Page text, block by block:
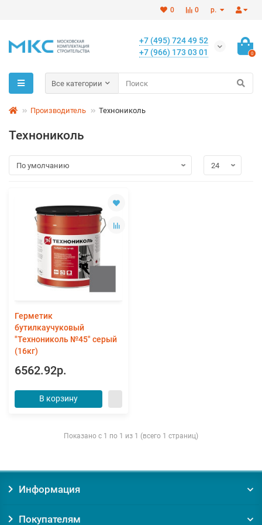
р.
0
0
+7 (495) 724 49 52
+7 (966) 173 03 01
0
Все категории
Производитель Технониколь
Технониколь
Герметик
бутилкаучуковый
"Технониколь №45" серый
(16кг)
6562.92р.
В корзину
Показано с 1 по 1 из 1 (всего 1 страниц)
Информация
Покупателям